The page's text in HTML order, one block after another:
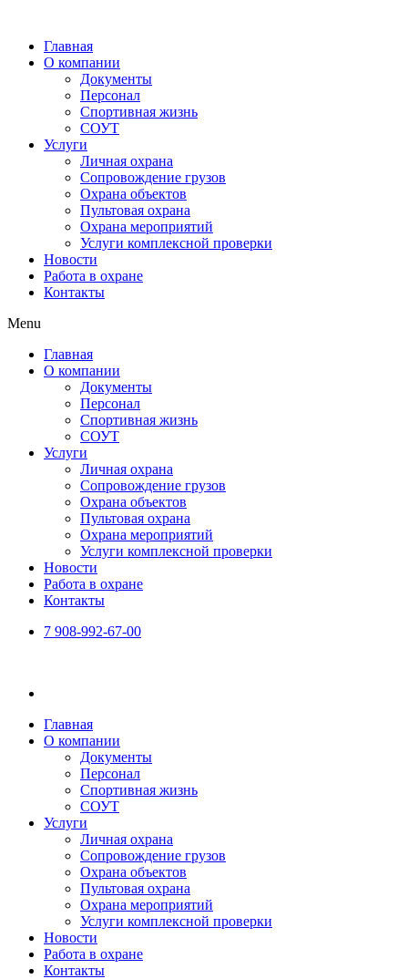
Главная
О компании
Документы
Персонал
Спортивная жизнь
СОУТ
Услуги
Личная охрана
Сопровождение грузов
Охрана объектов
Пультовая охрана
Охрана мероприятий
Услуги комплексной проверки
Новости
Работа в охране
Контакты
Menu
Главная
О компании
Документы
Персонал
Спортивная жизнь
СОУТ
Услуги
Личная охрана
Сопровождение грузов
Охрана объектов
Пультовая охрана
Охрана мероприятий
Услуги комплексной проверки
Новости
Работа в охране
Контакты
7 908-992-67-00
Главная
О компании
Документы
Персонал
Спортивная жизнь
СОУТ
Услуги
Личная охрана
Сопровождение грузов
Охрана объектов
Пультовая охрана
Охрана мероприятий
Услуги комплексной проверки
Новости
Работа в охране
Контакты